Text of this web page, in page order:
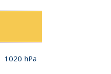
1020 hPa